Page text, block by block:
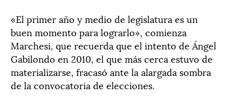
«El primer año y medio de legislatura es un
buen momento para lograrlo», comienza
Marchesi, que recuerda que el intento de Ángel
Gabilondo en 2010, el que más cerca estuvo de
materializarse, fracasó ante la alargada sombra
de la convocatoria de elecciones.